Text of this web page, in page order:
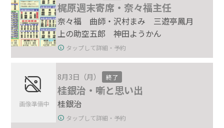
梶原週末寄席・奈々福主任
奈々福 曲師・沢村まみ 三遊亭鳳月
上の助空五郎 神田ようかん
タップして詳細・予約
8月3日（月） 終了
桂銀治・噺と思い出
桂銀治
タップして詳細・予約